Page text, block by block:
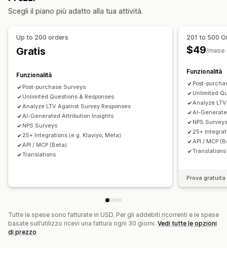
Soddisfazione dei clienti
Net Promoter Score (NPS)
Gestione degli invii
Esportazione di dati
Analisi
Valore totale dei clienti (LTV)
Dati sui profitti
Monitoraggio UTM Monitoraggio dei pixel
Elementi grafici e report
Mappe di calore Dashboard di analisi
Dashboard personalizzate
Esportazione di dati
Scegli il piano più adatto alla tua attività.
Up to 200 orders
Gratis
Funzionalità
Post-purchase Surveys
Unlimited Questions & Responses
Analyze LTV Against Survey Responses
AI-Generated Attribution Insights
NPS Surveys
25+ Integrations (e.g. Klaviyo, Meta)
API / MCP (Beta)
Translations
201 to 500
$49/mese
Funzionalità
Post-
Unlimited
Analyze
AI-
NPS
25+
API / MCP
Translations
Prova
Tutte le spese sono fatturate in USD. Per gli addebiti ricorrenti e le spese
basate sull’utilizzo ricevi una fattura ogni 30 giorni. Vedi tutte le opzioni
di prezzo